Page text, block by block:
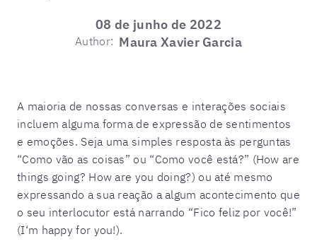
08 de junho de 2022
Author: Maura Xavier Garcia
A maioria de nossas conversas e interações sociais
incluem alguma forma de expressão de sentimentos
e emoções. Seja uma simples resposta às perguntas
“Como vão as coisas” ou “Como você está?” (How are
things going? How are you doing?) ou até mesmo
expressando a sua reação a algum acontecimento que
o seu interlocutor está narrando “Fico feliz por você!”
(I‘m happy for you!).